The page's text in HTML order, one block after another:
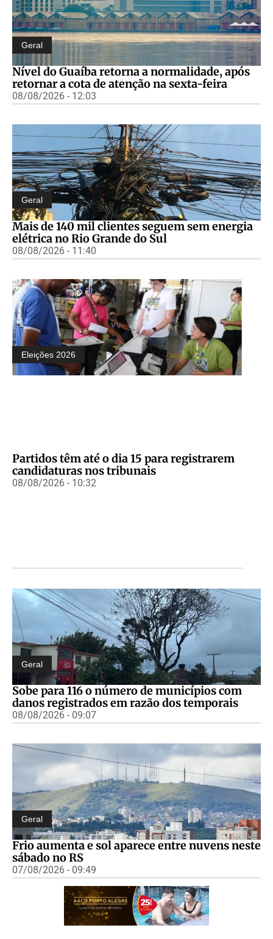
Geral
Nível do Guaíba retorna a normalidade, após
retornar a cota de atenção na sexta-feira
08/08/2026 - 12:03
Geral
Mais de 140 mil clientes seguem sem energia
elétrica no Rio Grande do Sul
08/08/2026 - 11:40
Eleições 2026
Partidos têm até o dia 15 para registrarem
candidaturas nos tribunais
08/08/2026 - 10:32
Geral
Sobe para 116 o número de municípios com
danos registrados em razão dos temporais
08/08/2026 - 09:07
Geral
Frio aumenta e sol aparece entre nuvens neste
sábado no RS
07/08/2026 - 09:49